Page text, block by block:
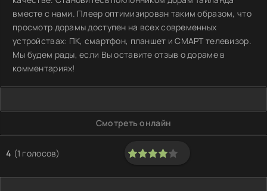
вместе с нами. Плеер оптимизирован таким образом, что
просмотр дорамы доступен на всех современных
устройствах: ПК, смартфон, планшет и СМАРТ телевизор.
Мы будем рады, если Вы оставите отзыв о дораме в
комментариях!
Смотреть онлайн
4 (1 голосов)
80